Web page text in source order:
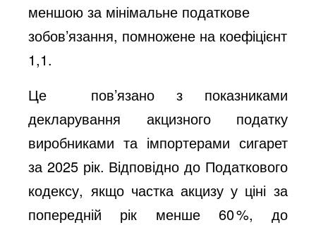
меншою за мінімальне податкове
зобов’язання, помножене на коефіцієнт
1,1.
Це пов’язано з показниками
декларування акцизного податку
виробниками та імпортерами сигарет
за 2025 рік. Відповідно до Податкового
кодексу, якщо частка акцизу у ціні за
попередній рік менше 60 %, до